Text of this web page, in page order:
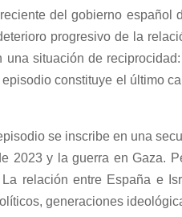
del gobierno español
progresivo de la
una situación de
constituye el último
se inscribe en una
2023 y la guerra en Gaza.
La relación entre España e
generaciones